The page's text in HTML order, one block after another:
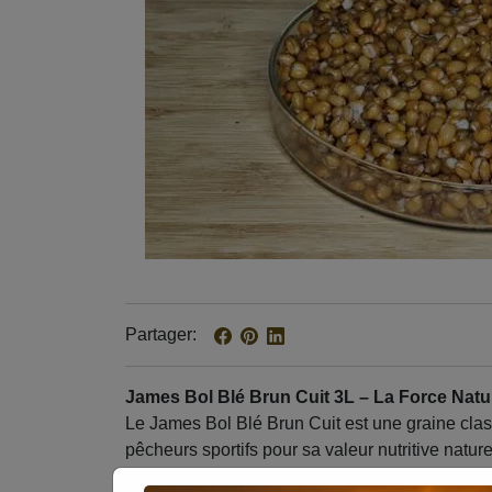
Partager
Blé brun cuit,
James Bol Blé Brun Cuit 3L – La Force
Le James Bol Blé Brun Cuit est une graine
pêcheurs sportifs pour sa valeur nutritive